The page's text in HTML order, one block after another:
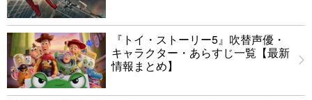
『トイ・ストーリー5』吹替声優・
キャラクター・あらすじ一覧【最新
情報まとめ】